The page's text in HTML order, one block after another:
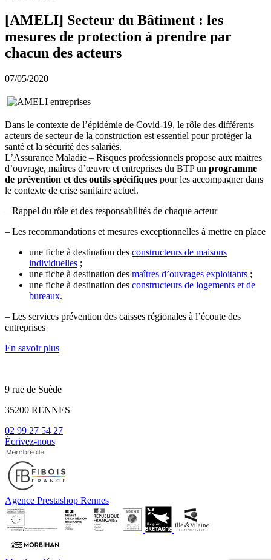
[AMELI] Secteur du Bâtiment : les
mesures de protection à prendre par
chacun des acteurs
07/05/2020
Dans le contexte de l’épidémie de Covid-19, le rôle des différents
acteurs de secteur de la construction est essentiel pour protéger la
santé et la sécurité des salariés.
L’Assurance Maladie – Risques professionnels propose aux maitres
d’ouvrage, maîtres d’œuvre et entreprises du BTP un programme
de prévention et des outils spécifiques pour les accompagner dans
le contexte de crise sanitaire actuel.
– Rappel du rôle et des responsabilités de chaque acteur
– Les recommandations et mesures exceptionnelles à mettre en place
une fiche à destination des constructeurs de maisons
individuelles ;
une fiche à destination des maîtres d’ouvrages exploitants ;
une fiche à destination des constructeurs de logements et de
bureaux.
– Les services prévention des caisses régionales à l’écoute des
entreprises
En savoir plus
9 rue de Suède
35200 RENNES
02 99 27 54 27
Écrivez-nous
Agence Prestashop Rennes